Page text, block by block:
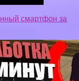
смартфон за